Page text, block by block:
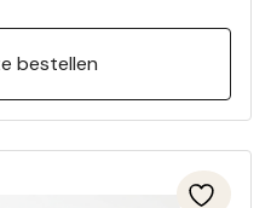
bestellen